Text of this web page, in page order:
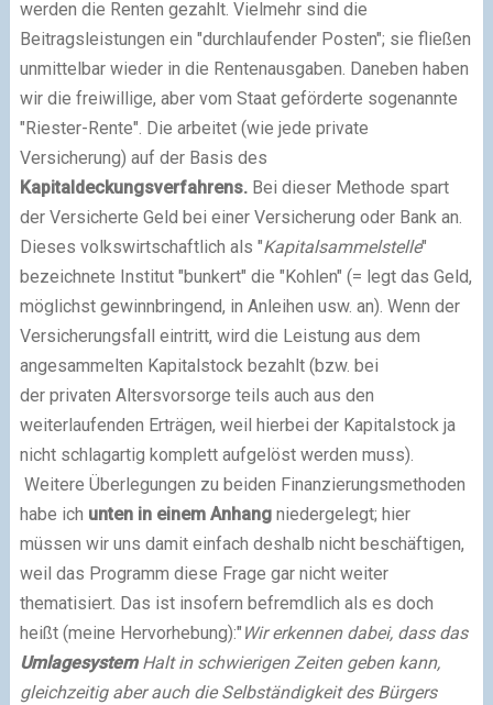
werden die Renten gezahlt. Vielmehr sind die
Beitragsleistungen ein "durchlaufender Posten"; sie fließen
unmittelbar wieder in die Rentenausgaben. Daneben haben
wir die freiwillige, aber vom Staat geförderte sogenannte
"Riester-Rente". Die arbeitet (wie jede private
Versicherung) auf der Basis des
Kapitaldeckungsverfahrens. Bei dieser Methode spart
der Versicherte Geld bei einer Versicherung oder Bank an.
Dieses volkswirtschaftlich als "Kapitalsammelstelle"
bezeichnete Institut "bunkert" die "Kohlen" (= legt das Geld,
möglichst gewinnbringend, in Anleihen usw. an). Wenn der
Versicherungsfall eintritt, wird die Leistung aus dem
angesammelten Kapitalstock bezahlt (bzw. bei
der privaten Altersvorsorge teils auch aus den
weiterlaufenden Erträgen, weil hierbei der Kapitalstock ja
nicht schlagartig komplett aufgelöst werden muss).
Weitere Überlegungen zu beiden Finanzierungsmethoden
habe ich unten in einem Anhangniedergelegt; hier
müssen wir uns damit einfach deshalb nicht beschäftigen,
weil das Programm diese Frage gar nicht weiter
thematisiert. Das ist insofern befremdlich als es doch
heißt (meine Hervorhebung):" Wir erkennen dabei, dass das
UmlagesystemHalt in schwierigen Zeiten geben kann,
gleichzeitig aber auch die Selbständigkeit des Bürgers